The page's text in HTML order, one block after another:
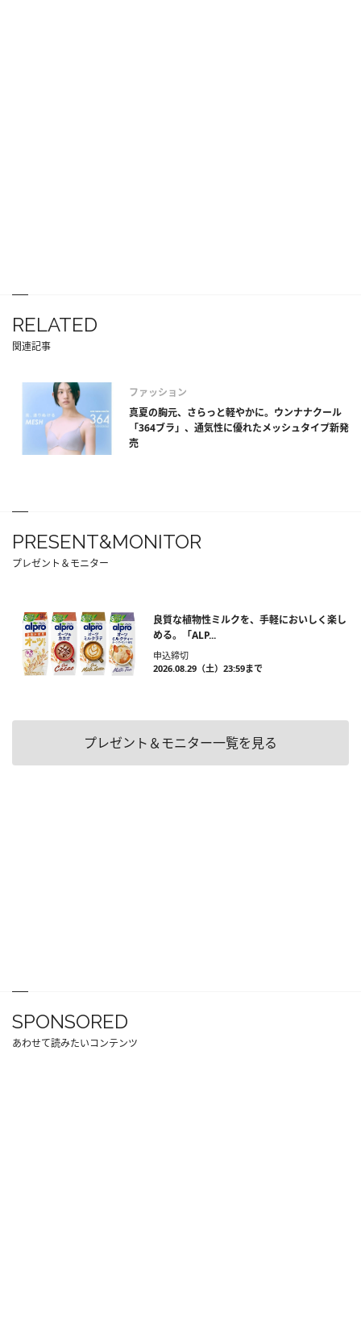
RELATED
関連記事
ファッション
真夏の胸元、さらっと軽やかに。ウンナナクール
「364ブラ」、通気性に優れたメッシュタイプ新発
売
PRESENT&MONITOR
プレゼント＆モニター
良質な植物性ミルクを、手軽においしく楽し
める。「ALP...
申込締切
2026.08.29（土）23:59まで
プレゼント＆モニター一覧を見る
SPONSORED
あわせて読みたいコンテンツ